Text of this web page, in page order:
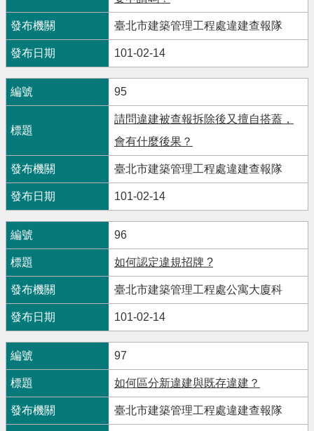
臺北市建築管理工程處違建查報隊
101-02-14
95
請問違建被查報拆除後又擅自搭蓋，
會有什麼後果？
臺北市建築管理工程處違建查報隊
101-02-14
96
如何認定違規招牌 ?
臺北市建築管理工程處公寓大廈科
101-02-14
97
如何區分新違建與既存違建？
臺北市建築管理工程處違建查報隊